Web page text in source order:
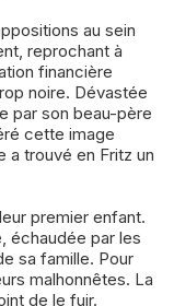
au sein
reprochant à
financière
noire. Dévastée
par son beau-père
cette image
a trouvé en Fritz un
premier enfant.
échaudée par les
sa famille. Pour
malhonnêtes. La
de le fuir.